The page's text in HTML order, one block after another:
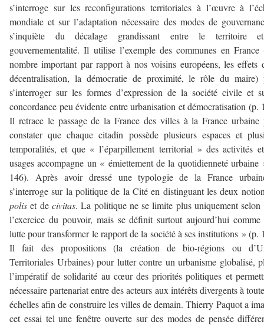
s’interroge sur les reconfigurations territoriales à l’œuvre à
mondiale et sur l’adaptation nécessaire des modes de
s’inquiète du décalage grandissant entre le territoire
gouvernementalité. Il utilise l’exemple des communes en France
nombre important par rapport à nos voisins européens, les effets
décentralisation, la démocratie de proximité, le rôle du maire)
s’interroger sur les formes d’expression de la société civile et
concordance peu évidente entre urbanisation et démocratisation (p.
Il retrace le passage de la France des villes à la France urbaine
constater que chaque citadin possède plusieurs espaces et
temporalités, et que « l’éparpillement territorial » des activités
usages accompagne un « émiettement de la quotidienneté urbaine
146). Après avoir dressé une typologie de la France
s’interroge sur la politique de la Cité en distinguant les deux
poliset de civitas. La politique ne se limite plus uniquement
l’exercice du pouvoir, mais se définit surtout aujourd’hui
lutte pour transformer le rapport de la société à ses institutions » (p.
Il fait des propositions (la création de bio-régions ou
Territoriales Urbaines) pour lutter contre un urbanisme globalisé,
l’impératif de solidarité au cœur des priorités politiques et
nécessaire partenariat entre des acteurs aux intérêts divergents à
échelles afin de construire les villes de demain. Thierry Paquot a
cet essai tel une fenêtre ouverte sur des modes de pensée